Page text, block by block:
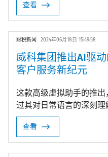
查看
财税新闻 2024年06月18日 15:49:58
威科集团推出AI驱
客户服务新纪元
这款高级虚拟助手的推
过其对日常语言的深刻理
查看